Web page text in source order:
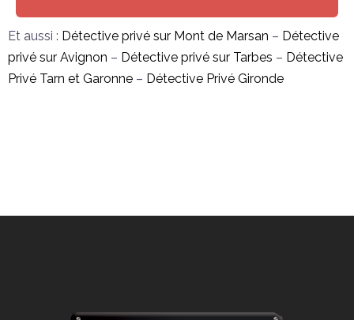
Et aussi : Détective privé sur Mont de Marsan – Détective
privé sur Avignon – Détective privé sur Tarbes – Détective
Privé Tarn et Garonne – Détective Privé Gironde